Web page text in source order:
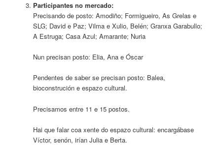
Participantes no mercado:
Precisando de posto: Amodiño; Formigueiro, As Grelas e
SLG; David e Paz; Vilma e Xulio, Belén; Granxa Garabullo;
A Estruga; Casa Azul; Amarante; Nuria
Nun precisan posto: Elia, Ana e Óscar
Pendentes de saber se precisan posto: Balea,
bioconstrución e espazo cultural.
Precisamos entre 11 e 15 postos.
Hai que falar coa xente do espazo cultural: encargábase
Víctor, senón, irían Julia e Berta.